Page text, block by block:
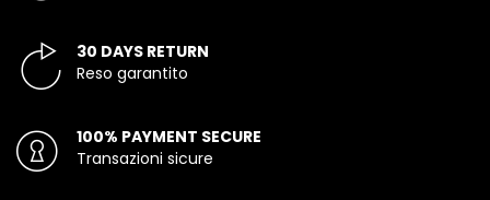
30 DAYS RETURN
Reso garantito
100% PAYMENT SECURE
Transazioni sicure